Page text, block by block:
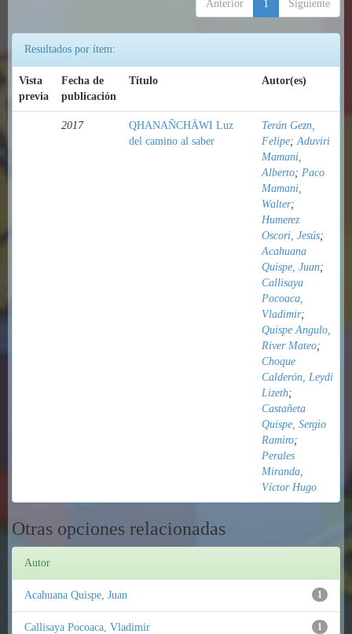
Anterior 1 Siguiente
Resultados por ítem:
Vista
previa
Fecha de
publicación
Título Autor(es)
2017
QHANAÑCHÄWI Luz
del camino al saber
Terán Gezn,
Felipe;Aduviri
Mamani,
Alberto; Paco
Mamani,
Walter;
Humerez
Oscori, Jesús;
Acahuana
Quispe, Juan;
Callisaya
Pocoaca,
Vladimir;
Quispe Angulo,
River Mateo;
Choque
Calderón, Leydi
Lizeth;
Castañeta
Quispe, Sergio
Ramiro;
Perales
Miranda,
Víctor Hugo
Otras opciones relacionadas
Autor
1
Acahuana Quispe, Juan
1
Callisaya Pocoaca, Vladimir